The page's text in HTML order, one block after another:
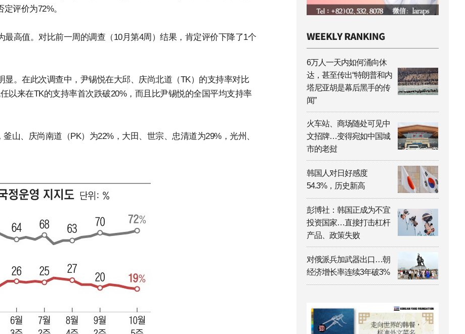
评价为72%。
高值。对比前一周的调查（10月第4周）结果，肯定评价下降了1个
。在此次调查中，尹锡悦在大邱、庆尚北道（TK）的支持率对比
以来在TK的支持率首次跌破20%，而且比尹锡悦的全国平均支持率
山、庆尚南道（PK）为22%，大田、世宗、忠清道为29%，光州、
6万人一天内如何涌向休
达，甚至传出“特朗普和内
塔尼亚胡是幕后黑手的传
闻”
火车站、商场随处可见中
文招牌…变得宛如中国城
市的老挝
韩国人对日好感度
54.3%，历史新高
彭博社：韩国正成为不宜
投资国家…直接打击杠杆
产品、政策失败
对俄派兵加武器出口…朝
经济增长率连续3年破3%